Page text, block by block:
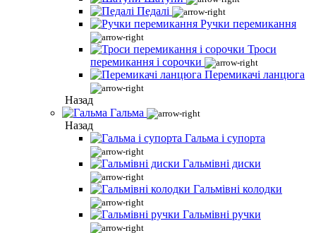
Педалі
Ручки перемикання
Троси
перемикання і сорочки
Перемикачі ланцюга
Назад
Гальма
Назад
Гальма і супорта
Гальмівні диски
Гальмівні колодки
Гальмівні ручки